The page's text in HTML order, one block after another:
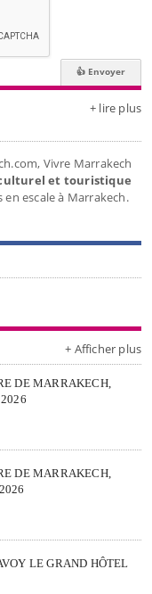
+ lire plus
Vivre Marrakech
et touristique
en escale à Marrakech.
+ Afficher plus
DE MARRAKECH,
DE MARRAKECH,
LE GRAND HÔTEL